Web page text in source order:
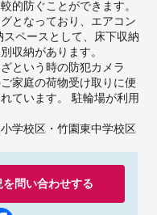
的防ぐことができます。
となっており、エアコン
ペースとして、床下収納
収納があります。
という時の防犯カメラ
家庭の荷物受け取りに便
ています。 駐輪場が利用
学校区・竹園東中学校区
を問い合わせする